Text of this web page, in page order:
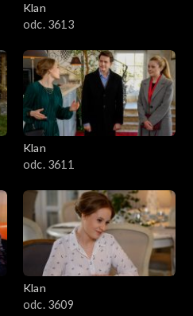
Klan
odc. 3613
Klan
odc. 3611
Klan
odc. 3609